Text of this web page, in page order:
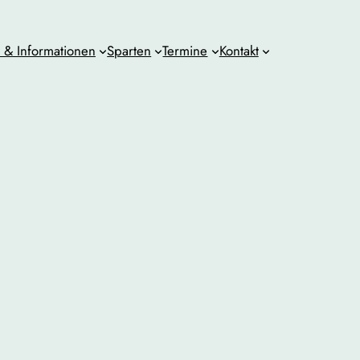
Informationen Sparten Termine Kontakt